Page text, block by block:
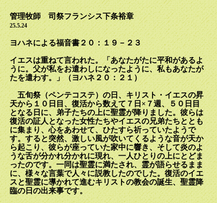
管理牧師 司祭フランシス下条裕章
25.5.24
ヨハネによる福音書２０：１９－２３
イエスは重ねて言われた。「あなたがたに平和があるよ
うに。父が私をお遣わしになったように、私もあなたが
たを遣わす。」（ヨハネ２０：２１）
五旬祭（ペンテコステ）の日、キリスト・イエスの昇
天から１０日目、復活から数えて７日×７週、５０日目
となる日に、弟子たちの上に聖霊が降りました。彼らは
復活の証人となった女性たちやイエスの兄弟たちととも
に集まり、心をあわせて、ひたすら祈っていたようで
す。すると突然、激しい風が吹いてくるような音が天か
ら起こり、彼らが座っていた家中に響き、そして炎のよ
うな舌が分かれ分かれに現れ、一人ひとりの上にとどま
ったのです。一同は聖霊に満たされ、霊が語らせるまま
に、様々な言葉で人々に説教したのでした。復活のイエ
スと聖霊に導かれて進むキリストの教会の誕生、聖霊降
臨の日の出来事です。